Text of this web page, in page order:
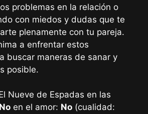
problemas en la relación o
con miedos y dudas que te
plenamente con tu pareja.
a enfrentar estos
buscar maneras de sanar y
posible.
Nueve de Espadas en las
en el amor: No (cualidad: